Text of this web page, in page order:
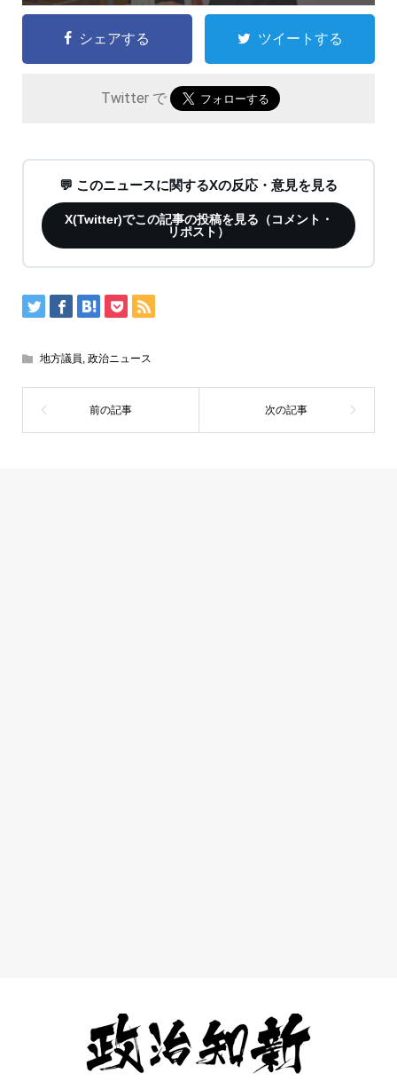
シェアする ツイートする
Twitter で
💬 このニュースに関するXの反応・意見を見る
X(Twitter)でこの記事の投稿を見る（コメント・
リポスト）
地方議員 政治ニュース